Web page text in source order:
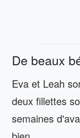
De beaux
Eva et Leah
deux fillettes
semaines